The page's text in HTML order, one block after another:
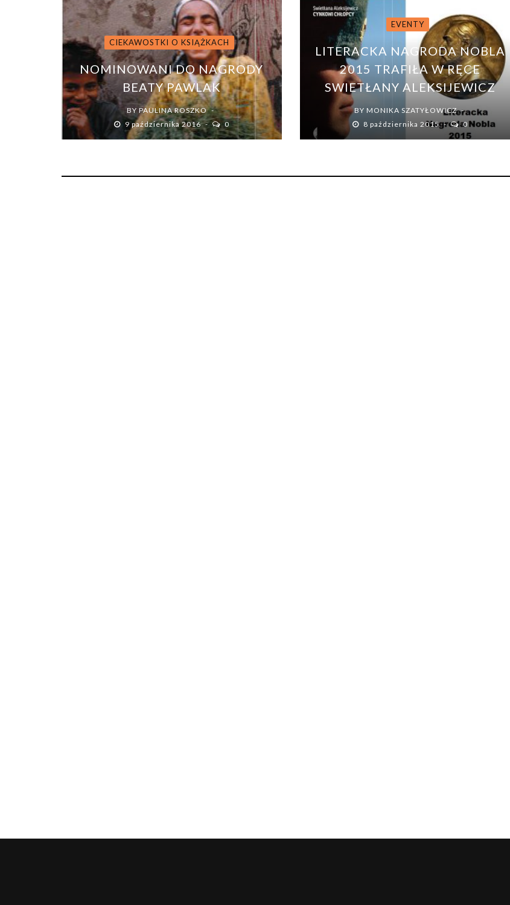
CIEKAWOSTKI O KSIĄŻKACH
NOMINOWANI DO NAGRODY
BEATY PAWLAK
BY PAULINA ROSZKO
9 października 2016
0
EVENTY
LITERACKA NAGRODA NOBLA
2015 TRAFIŁA W RĘCE
SWIETŁANY ALEKSIJEWICZ
BY MONIKA SZATYŁOWICZ
8 października 2015
0